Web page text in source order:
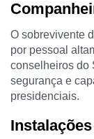
O sobrevivente
por pessoal
conselheiros do
segurança e
presidenciais.